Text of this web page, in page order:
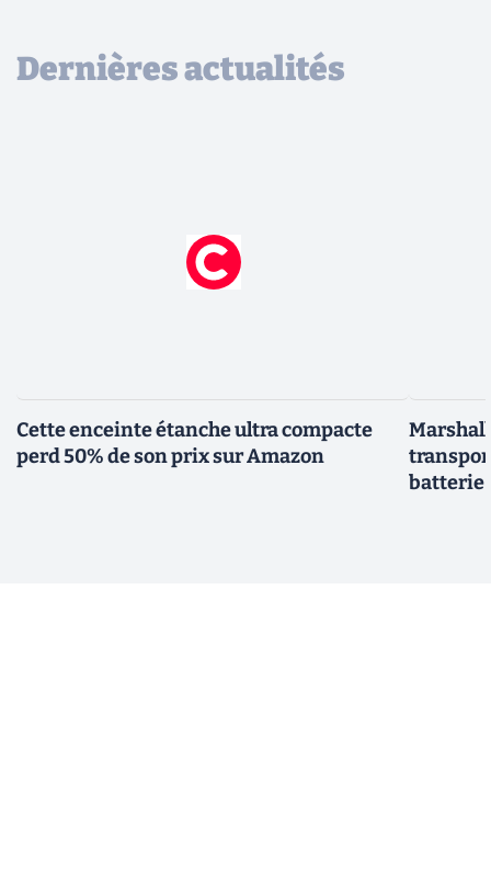
Dernières actualités
Cette enceinte étanche ultra compacte
perd 50% de son prix sur Amazon
batterie